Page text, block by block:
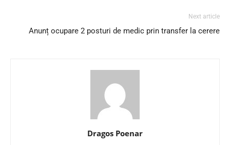
Next article
Anunț ocupare 2 posturi de medic prin transfer la cerere
Dragos Poenar